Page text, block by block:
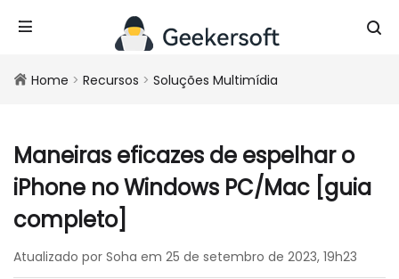
Home > Recursos > Soluções Multimídia
Maneiras eficazes de espelhar o
iPhone no Windows PC/Mac [guia
completo]
Atualizado por Soha em 25 de setembro de 2023, 19h23